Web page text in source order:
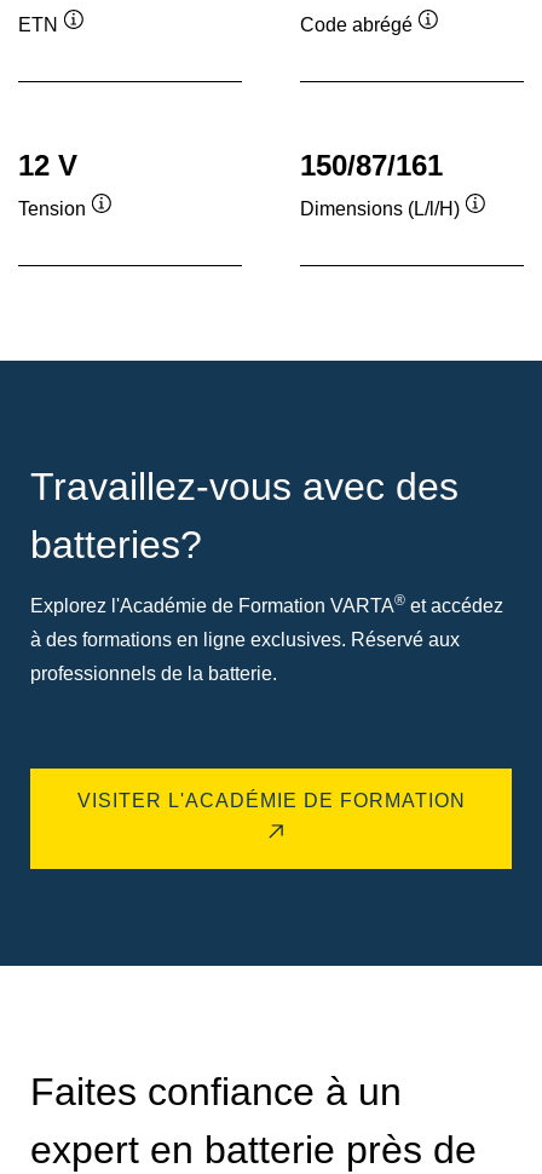
ETN
Code abrégé
12 V
Tension
150/87/161
Dimensions (L/l/H)
Travaillez-vous avec des
batteries?
Explorez l'Académie de Formation VARTA® et accédez
à des formations en ligne exclusives. Réservé aux
professionnels de la batterie.
VISITER L'ACADÉMIE DE FORMATION
Faites confiance à un
expert en batterie près de